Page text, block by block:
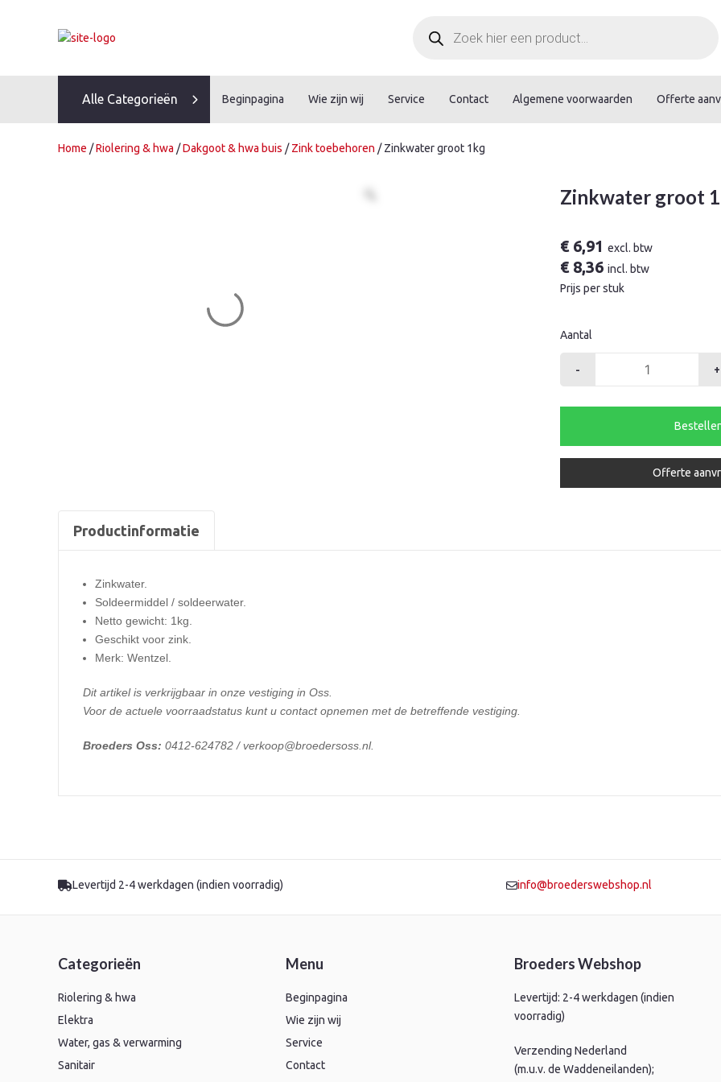
zoeken
Alle Categorieën Beginpagina Wie zijn wij Service Contact Algemene voorwaarden Offerte
Home /Riolering & hwa /Dakgoot & hwa buis /Zink toebehoren / Zinkwater groot 1kg
Zinkwater groot
€6,91 excl. btw
€8,36 incl. btw
Prijs per stuk
Aantal
- +
Offerte
Productinformatie
Zinkwater.
Soldeermiddel / soldeerwater.
Netto gewicht: 1kg.
Geschikt voor zink.
Merk: Wentzel.
Dit artikel is verkrijgbaar in onze vestiging in Oss.
Voor de actuele voorraadstatus kunt u contact opnemen met de betreffende vestiging.
Broeders Oss: 0412-624782 / verkoop@broedersoss.nl.
Levertijd 2-4 werkdagen (indien voorradig) info@broederswebshop.nl
Categorieën
Riolering & hwa
Elektra
Water, gas & verwarming
Sanitair
Menu
Beginpagina
Wie zijn wij
Service
Contact
Broeders Webshop
Levertijd: 2-4 werkdagen (indien
voorradig)
Verzending Nederland
(m.u.v. de Waddeneilanden);